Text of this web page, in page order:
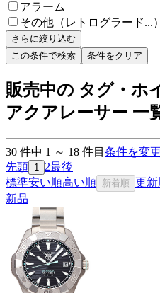
アラーム
その他（レトログラード...）
さらに絞り込む
この条件で検索
条件をクリア
販売中の タグ・ホ
アクアレーサー 一
30 件中 1 ～ 18 件目 条件を変更
先頭 1 2最後
標準安い順高い順 新着順 更新
新品